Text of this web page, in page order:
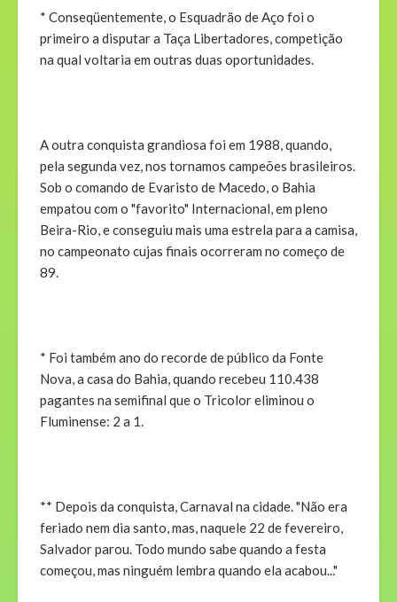
* Conseqüentemente, o Esquadrão de Aço foi o
primeiro a disputar a Taça Libertadores, competição
na qual voltaria em outras duas oportunidades.
A outra conquista grandiosa foi em 1988, quando,
pela segunda vez, nos tornamos campeões brasileiros.
Sob o comando de Evaristo de Macedo, o Bahia
empatou com o "favorito" Internacional, em pleno
Beira-Rio, e conseguiu mais uma estrela para a camisa,
no campeonato cujas finais ocorreram no começo de
89.
* Foi também ano do recorde de público da Fonte
Nova, a casa do Bahia, quando recebeu 110.438
pagantes na semifinal que o Tricolor eliminou o
Fluminense: 2 a 1.
** Depois da conquista, Carnaval na cidade. "Não era
feriado nem dia santo, mas, naquele 22 de fevereiro,
Salvador parou. Todo mundo sabe quando a festa
começou, mas ninguém lembra quando ela acabou..."